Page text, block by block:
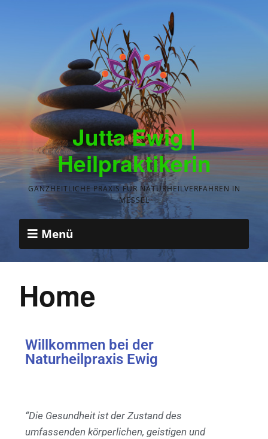
Jutta Ewig |
Heilpraktikerin
GANZHEITLICHE PRAXIS FÜR NATURHEILVERFAHREN IN
MESSEL
Menü
Home
Willkommen bei der
Naturheilpraxis Ewig
“Die Gesundheit ist der Zustand des
umfassenden körperlichen, geistigen und